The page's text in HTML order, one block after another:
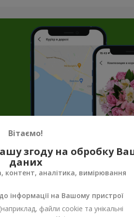
до квіткових
турботу чи ніжність. Саме тут
продукція для букетів — не просто
або просто щирих емоцій.
Вітаємо!
згоду на обробку
даних
контент, аналітика, вимірювання
інформації на Вашому пристрої
файли cookie та унікальні